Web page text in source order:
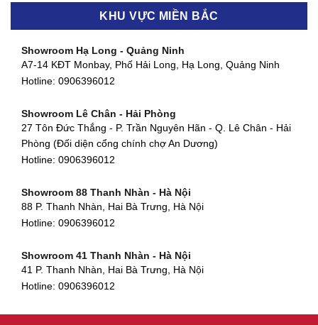
Hotline:0906396012
580 Phan Văn Trị, Phường 7, Quận 5, TP HCM
Hotline:0906396012
90 Đ. Cộng Hòa, Phường 4, Tân Bình, TP HCM
Hotline:0906396012
Showroom Thanh Khê - Đà Nẵng
Hotline:0906396012
Showroom Cẩm Lệ - Đà Nẵng
Hotline:0906396012
Showroom Huế
54 Hùng Vương, Phú Hội, Thành phố Huế, Thừa Thiên Huế
Showroom Hà Tĩnh
82 Quang Trung, Thạch Quý, Hà Tĩnh
Showroom Quy Nhơn - Bình Định
956 Trần Hưng Đạo, P, Thành phố Quy Nhơn, Bình Định
KHU VỰC MIỀN BẮC
Showroom Hạ Long - Quảng Ninh
A7-14 KĐT Monbay, Phố Hải Long, Hạ Long, Quảng Ninh
Hotline: 0906396012
Showroom Lê Chân - Hải Phòng
27 Tôn Đức Thắng - P. Trần Nguyên Hãn - Q. Lê Chân - Hải
Phòng (Đối diện cổng chính chợ An Dương)
Hotline: 0906396012
Showroom 88 Thanh Nhàn - Hà Nội
88 P. Thanh Nhàn, Hai Bà Trưng, Hà Nội
Hotline: 0906396012
Showroom 41 Thanh Nhàn - Hà Nội
41 P. Thanh Nhàn, Hai Bà Trưng, Hà Nội
Hotline: 0906396012